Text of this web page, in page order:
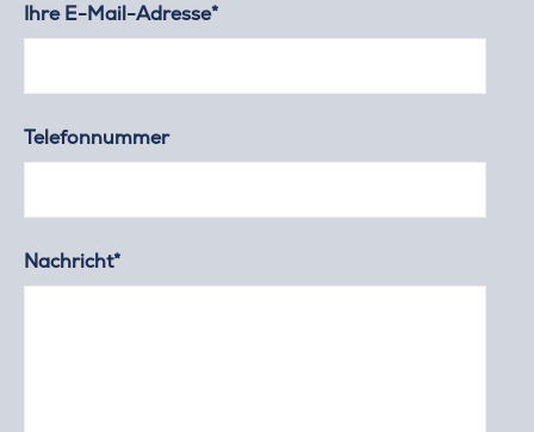
Ihre E-Mail-Adresse*
Telefonnummer
Nachricht*